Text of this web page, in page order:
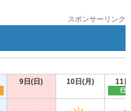
スポンサーリンク
9日(日) 10日(月) 11
巳